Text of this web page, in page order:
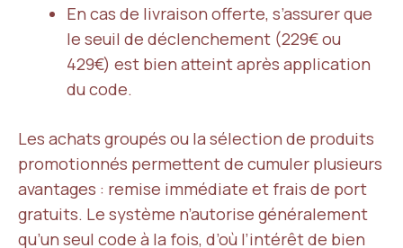
En cas de livraison offerte, s’assurer que
le seuil de déclenchement (229€ ou
429€) est bien atteint après application
du code.
Les achats groupés ou la sélection de produits
promotionnés permettent de cumuler plusieurs
avantages : remise immédiate et frais de port
gratuits. Le système n’autorise généralement
qu’un seul code à la fois, d’où l’intérêt de bien